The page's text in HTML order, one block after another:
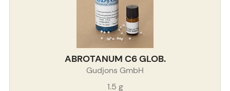
ABROTANUM C6 GLOB.
Gudjons GmbH
1.5 g